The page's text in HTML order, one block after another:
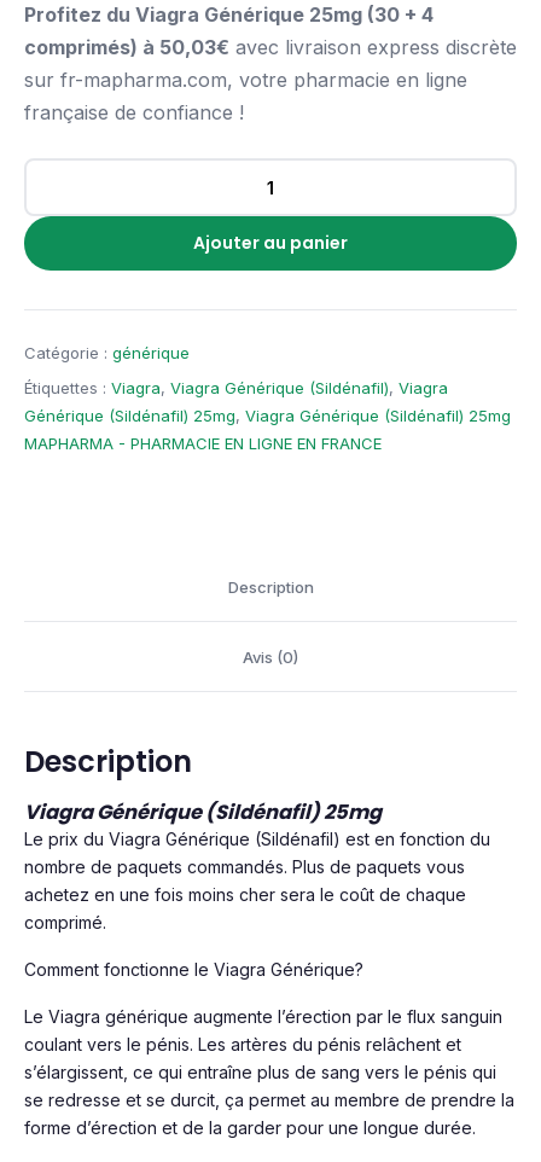
Profitez du Viagra Générique 25mg (30 + 4
comprimés) à 50,03€ avec livraison express discrète
sur fr-mapharma.com, votre pharmacie en ligne
française de confiance !
Ajouter au panier
Catégorie : générique
Étiquettes : Viagra, Viagra Générique (Sildénafil), Viagra
Générique (Sildénafil) 25mg, Viagra Générique (Sildénafil) 25mg
MAPHARMA - PHARMACIE EN LIGNE EN FRANCE
Description
Avis (0)
Description
Viagra Générique (Sildénafil) 25mg
Le prix du Viagra Générique (Sildénafil) est en fonction du
nombre de paquets commandés. Plus de paquets vous
achetez en une fois moins cher sera le coût de chaque
comprimé.
Comment fonctionne le Viagra Générique?
Le Viagra générique augmente l’érection par le flux sanguin
coulant vers le pénis. Les artères du pénis relâchent et
s’élargissent, ce qui entraîne plus de sang vers le pénis qui
se redresse et se durcit, ça permet au membre de prendre la
forme d’érection et de la garder pour une longue durée.